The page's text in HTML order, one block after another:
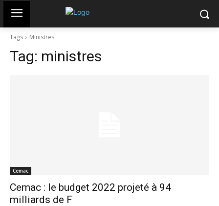
Tags Ministres
Tag: ministres
Cemac
Cemac : le budget 2022 projeté à 94
milliards de F